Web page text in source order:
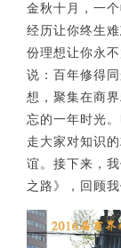
金秋十月，一
经历让你终生
份理想让你永
说：百年修得
想，聚集在商
忘的一年时光
走大家对知识
谊。接下来，
之路》，回顾